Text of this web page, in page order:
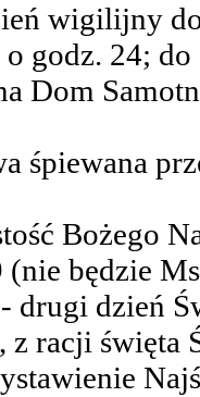
wigilijny
godz. 24;
Dom
śpiewana
Bożego
będzie
drugi dzień
racji święta